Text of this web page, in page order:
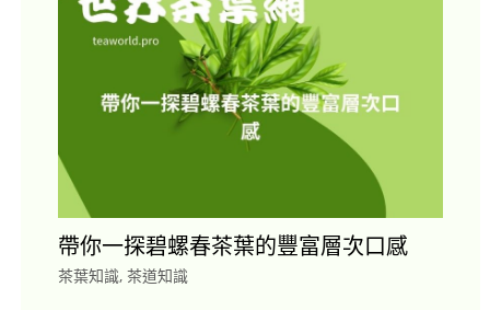
帶你一探碧螺春茶葉的豐富層次口感
茶葉知識, 茶道知識